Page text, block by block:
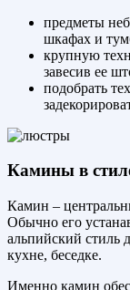
предметы
шкафах и
крупную
завесив ее
подобрать
Камины в
Камин –
Обычно его
альпийский стиль
кухне, беседке.
Именно камин